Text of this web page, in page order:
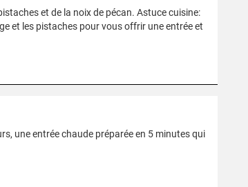
et de la noix de pécan. Astuce cuisine:
et les pistaches pour vous offrir une entrée et
une entrée chaude préparée en 5 minutes qui